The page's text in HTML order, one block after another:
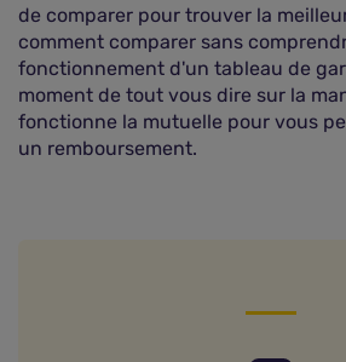
de comparer pour trouver la
comment comparer sans
fonctionnement d'un tableau de
moment de tout vous dire sur la
fonctionne la mutuelle pour vous
un remboursement.